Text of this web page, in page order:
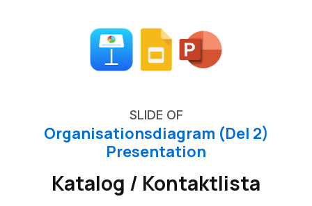
SLIDE OF
Organisationsdiagram (Del 2)
Presentation
Katalog / Kontaktlista